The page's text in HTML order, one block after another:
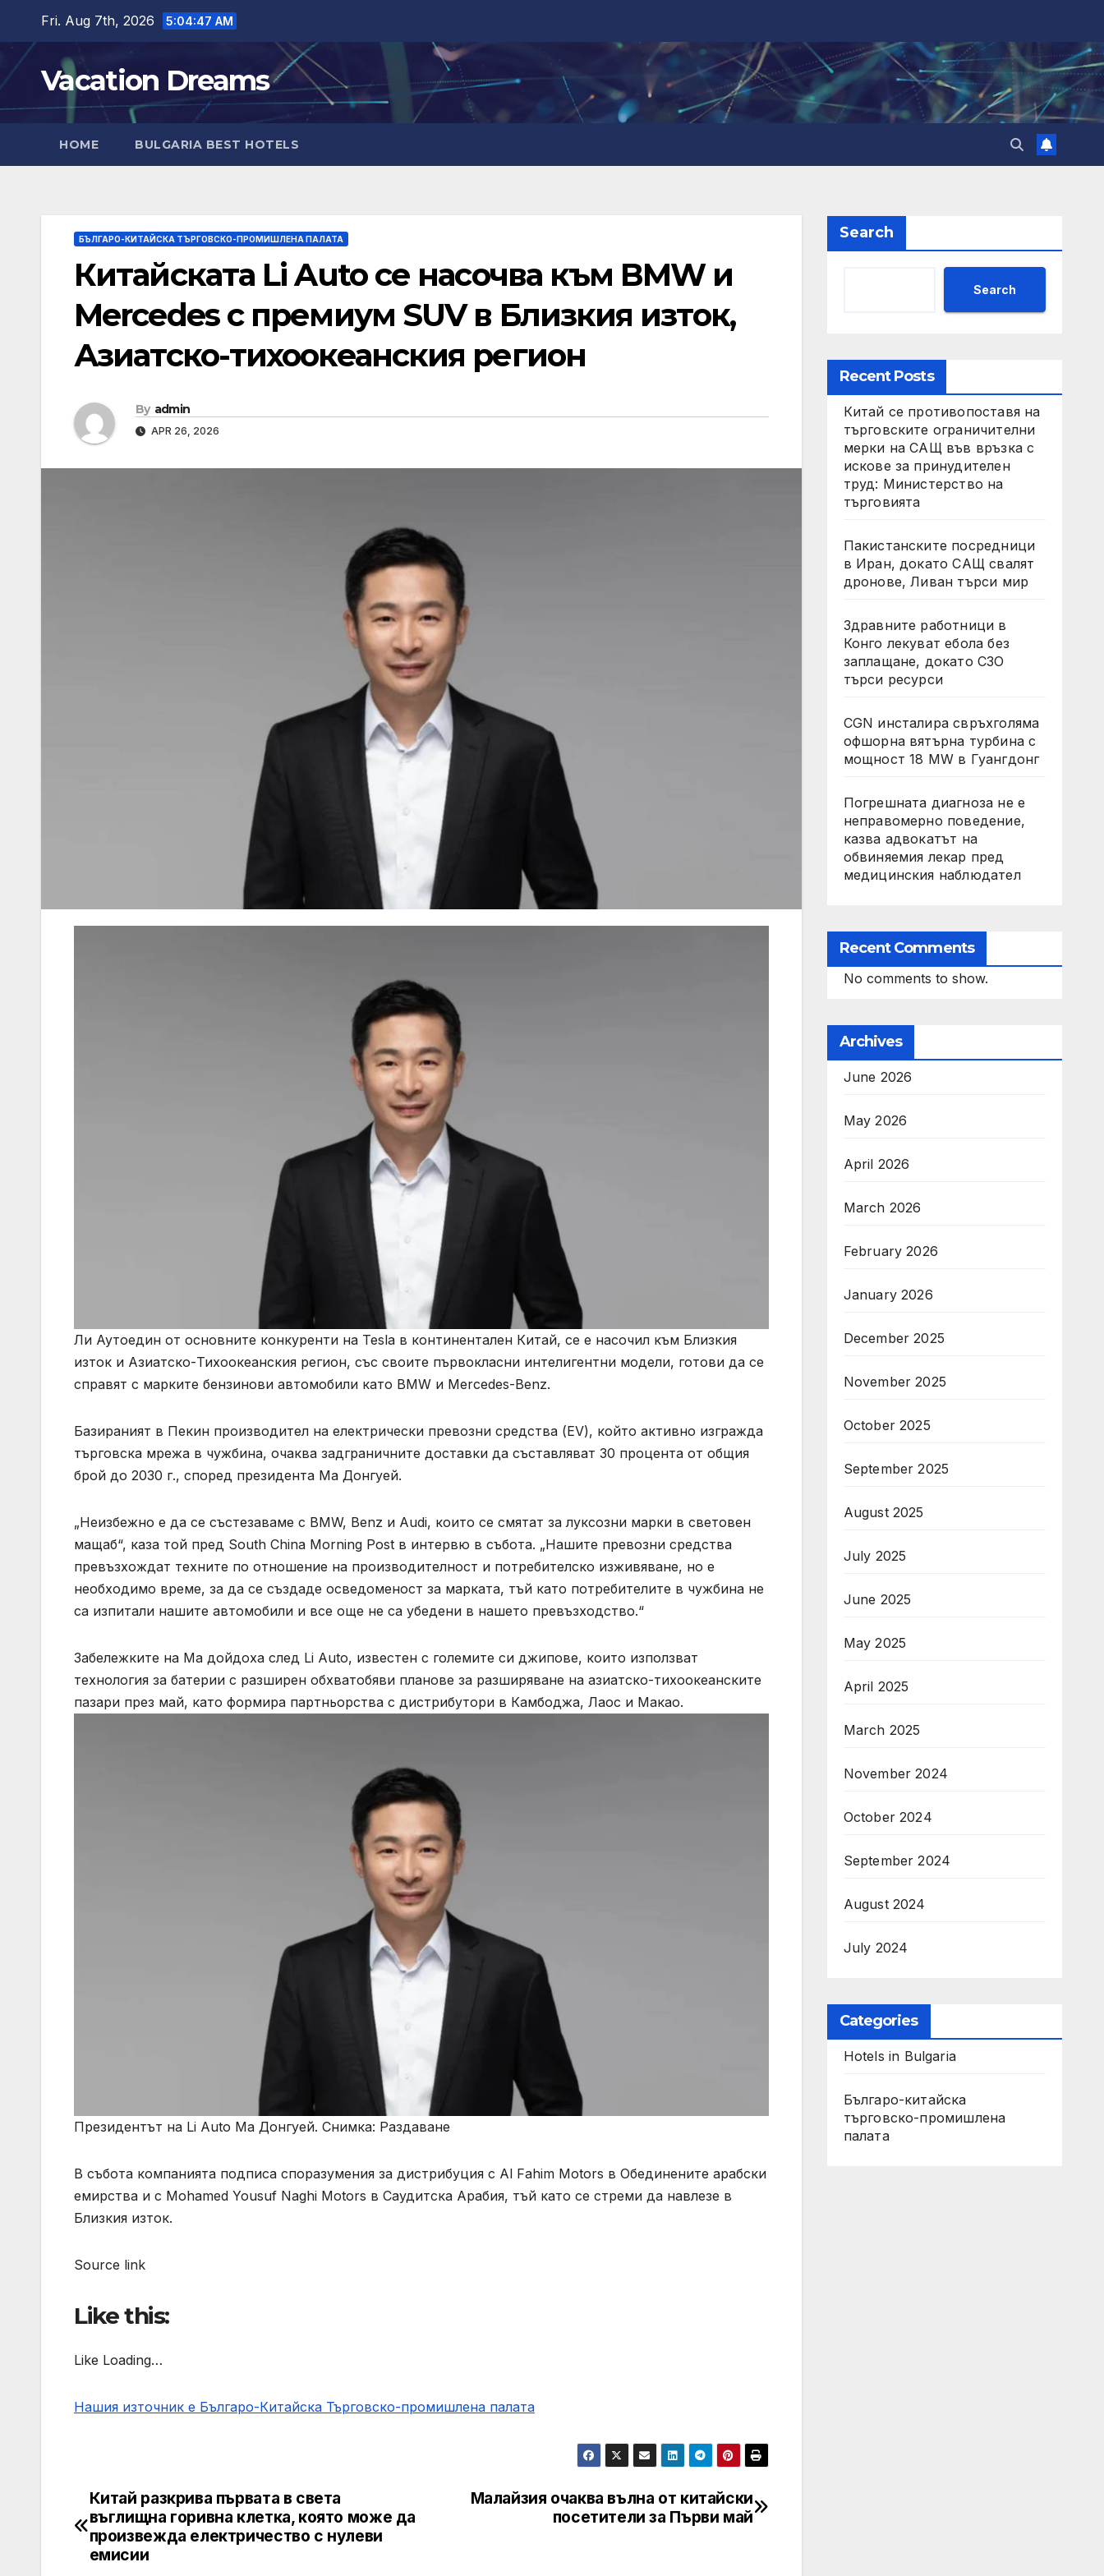
content
Fri. Aug 7th, 2026 5:04:48 AM
Vacation Dreams
HOME BULGARIA BEST HOTELS
БЪЛГАРО-КИТАЙСКА ТЪРГОВСКО-ПРОМИШЛЕНА ПАЛАТА
Китайската Li Auto се насочва към BMW и
Mercedes с премиум SUV в Близкия изток,
Азиатско-тихоокеанския регион
By admin
APR 26, 2026
Ли Аутоедин от основните конкуренти на Tesla в континентален Китай, се е насочил към Близкия
изток и Азиатско-Тихоокеанския регион, със своите първокласни интелигентни модели, готови да се
справят с марките бензинови автомобили като BMW и Mercedes-Benz.
Базираният в Пекин производител на електрически превозни средства (EV), който активно изгражда
търговска мрежа в чужбина, очаква задграничните доставки да съставляват 30 процента от общия
брой до 2030 г., според президента Ма Донгуей.
„Неизбежно е да се състезаваме с BMW, Benz и Audi, които се смятат за луксозни марки в световен
мащаб“, каза той пред South China Morning Post в интервю в събота. „Нашите превозни средства
превъзхождат техните по отношение на производителност и потребителско изживяване, но е
необходимо време, за да се създаде осведоменост за марката, тъй като потребителите в чужбина не
са изпитали нашите автомобили и все още не са убедени в нашето превъзходство.“
Забележките на Ма дойдоха след Li Auto, известен с големите си джипове, които използват
технология за батерии с разширен обхватобяви планове за разширяване на азиатско-тихоокеанските
пазари през май, като формира партньорства с дистрибутори в Камбоджа, Лаос и Макао.
Президентът на Li Auto Ма Донгуей. Снимка: Раздаване
В събота компанията подписа споразумения за дистрибуция с Al Fahim Motors в Обединените арабски
емирства и с Mohamed Yousuf Naghi Motors в Саудитска Арабия, тъй като се стреми да навлезе в
Близкия изток.
Source link
Like this:
Like Loading…
Нашия източник е Българо-Китайска Търговско-промишлена палaта
Post
navigation
Малайзия очаква вълна от китайски
посетители за Първи май
Китай разкрива първата в света
въглищна горивна клетка, която може да
произвежда електричество с нулеви
емисии
Search
Search
Recent Posts
Китай се противопоставя на
търговските ограничителни
мерки на САЩ във връзка с
искове за принудителен
труд: Министерство на
търговията
Пакистанските посредници
в Иран, докато САЩ свалят
дронове, Ливан търси мир
Здравните работници в
Конго лекуват ебола без
заплащане, докато СЗО
търси ресурси
CGN инсталира свръхголяма
офшорна вятърна турбина с
мощност 18 MW в Гуангдонг
Погрешната диагноза не е
неправомерно поведение,
казва адвокатът на
обвиняемия лекар пред
медицинския наблюдател
Recent Comments
No comments to show.
Archives
June 2026
May 2026
April 2026
March 2026
February 2026
January 2026
December 2025
November 2025
October 2025
September 2025
August 2025
July 2025
June 2025
May 2025
April 2025
March 2025
November 2024
October 2024
September 2024
August 2024
July 2024
Categories
Hotels in Bulgaria
Българо-китайска
търговско-промишлена
палата